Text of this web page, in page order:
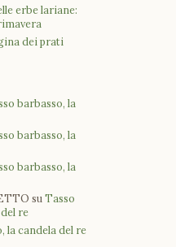
erbe lariane:
dei prati
barbasso, la
barbasso, la
barbasso, la
su Tasso
re
la candela del re